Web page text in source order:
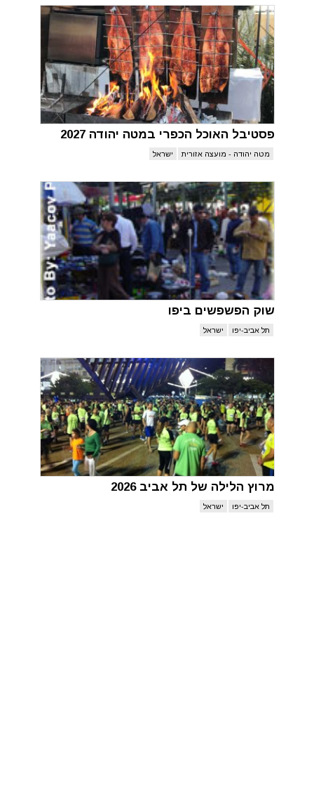
פסטיבל האוכל הכפרי במטה יהודה 2027
מטה יהודה - מועצה אזורית ישראל
שוק הפשפשים ביפו
תל אביב-יפו ישראל
מרוץ הלילה של תל אביב 2026
תל אביב-יפו ישראל